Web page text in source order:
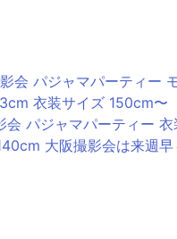
会 パジャマパーティー
大阪撮影会は来週早